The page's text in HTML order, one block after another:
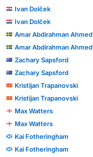
Ivan Dolček
Ivan Dolček
Amar Abdirahman Ahmed
Amar Abdirahman Ahmed
Zachary Sapsford
Zachary Sapsford
Kristijan Trapanovski
Kristijan Trapanovski
Max Watters
Max Watters
Kai Fotheringham
Kai Fotheringham